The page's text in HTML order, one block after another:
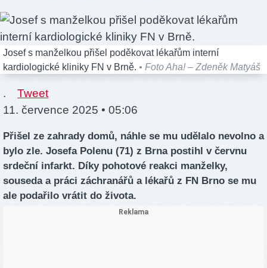
Josef s manželkou přišel poděkovat lékařům interní
kardiologické kliniky FN v Brně. • Foto Aha! – Zdeněk Matyáš
.
Tweet
11. července 2025 • 05:06
Přišel ze zahrady domů, náhle se mu udělalo nevolno a
bylo zle. Josefa Polenu (71) z Brna postihl v červnu
srdeční infarkt. Díky pohotové reakci manželky,
souseda a práci záchranářů a lékařů z FN Brno se mu
ale podařilo vrátit do života.